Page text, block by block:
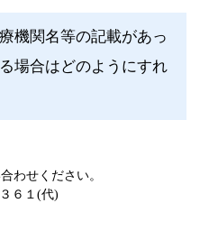
機関名等の記載があっ
場合はどのようにすれ
わせください。
６１(代)